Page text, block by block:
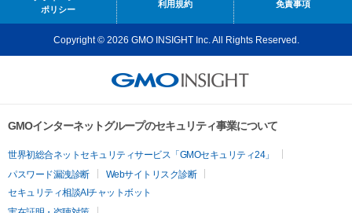
ポリシー
利用規約 免責事項
Copyright © 2026 GMO INSIGHT Inc. All Rights Reserved.
GMOインターネットグループのセキュリティ事業について
世界初総合ネットセキュリティサービス「GMOセキュリティ24」
パスワード漏洩診断
Webサイトリスク診断
セキュリティ相談AIチャットボット